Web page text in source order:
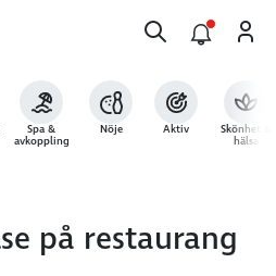
Spa &
avkoppling
Nöje Aktiv Skönhet &
hälsa
på restaurang